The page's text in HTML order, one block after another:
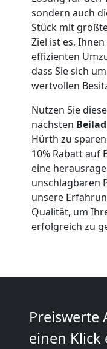
sondern auch
Stück mit
Ziel ist es,
effizienten
dass Sie sich
wertvollen
Nutzen Sie
nächsten
Hürth zu
10% Rabatt auf
eine
unschlagbaren
unsere
Qualität, um
erfolgreich zu
Preiswerte
einen
Qualitäts-
Umzüge
Anfrage